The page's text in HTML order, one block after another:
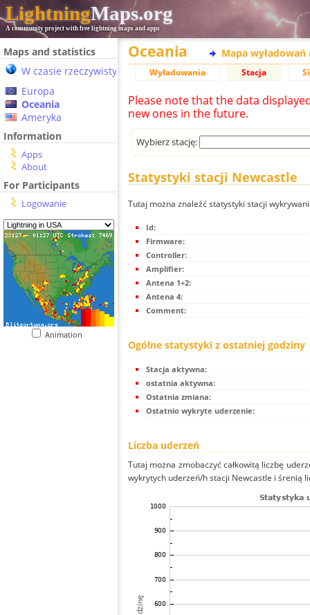
LightningMaps.org
A community project with free lightning maps and apps
Maps and statistics
W czasie rzeczywistym
Europa
Oceania
Ameryka
Information
Apps
About
For Participants
Logowanie
Animation
Oceania Mapa wyładowań
Wyładowania Stacja
Please note that the data
new ones in the future.
Wybierz stację:
Statystyki stacji Newcastle
Tutaj można znaleźć statystyki stacji
Id:
Firmware:
Controller:
Amplifier:
Antena 1+2:
Antena 4:
Comment:
Ogólne statystyki z ostatniej godziny
Stacja aktywna:
ostatnia aktywna:
Ostatnia zmiana:
Ostatnio wykryte uderzenie:
Liczba uderzeń
Tutaj można zmobaczyć całkowitą liczbę
wykrytych uderzeń/h stacji Newcastle i śrenią